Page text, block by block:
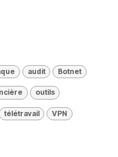
audit Botnet
outils
télétravail VPN